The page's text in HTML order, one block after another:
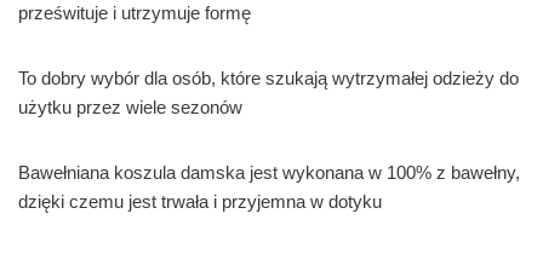
prześwituje i utrzymuje formę
To dobry wybór dla osób, które szukają wytrzymałej odzieży do
użytku przez wiele sezonów
Bawełniana koszula damska jest wykonana w 100% z bawełny,
dzięki czemu jest trwała i przyjemna w dotyku